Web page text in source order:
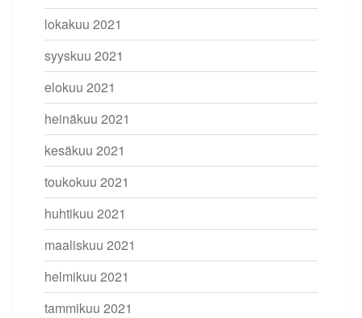
lokakuu 2021
syyskuu 2021
elokuu 2021
heinäkuu 2021
kesäkuu 2021
toukokuu 2021
huhtikuu 2021
maaliskuu 2021
helmikuu 2021
tammikuu 2021